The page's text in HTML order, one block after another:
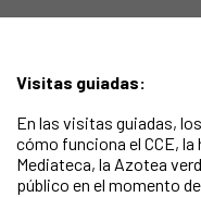
Visitas guiadas:
En las visitas guiadas,
cómo funciona el CCE,
Mediateca, la Azotea
público en el momento